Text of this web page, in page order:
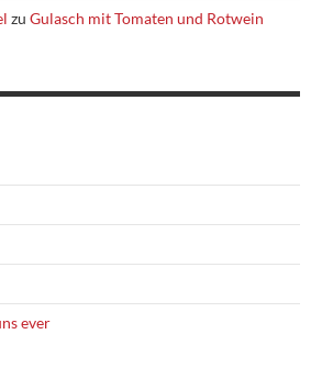
zu Gulasch mit Tomaten und Rotwein
ever